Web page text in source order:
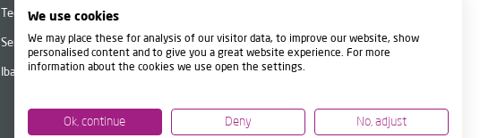
Tecnología
Servicios
Ibarmia Live
We use cookies
We may place these for analysis of our visitor data, to improve our website, show
personalised content and to give you a great website experience. For more
information about the cookies we use open the settings.
Ok, continue Deny No, adjust